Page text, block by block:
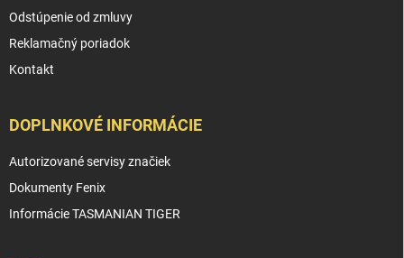
Odstúpenie od zmluvy
Reklamačný poriadok
Kontakt
DOPLNKOVÉ INFORMÁCIE
Autorizované servisy značiek
Dokumenty Fenix
Informácie TASMANIAN TIGER